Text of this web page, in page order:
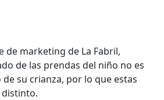
de marketing de La Fabril,
de las prendas del niño no es
su crianza, por lo que estas